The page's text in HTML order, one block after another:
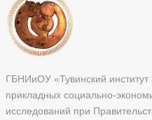
ГБНИиОУ «Тувинский институт
прикладных социально-
исследований при